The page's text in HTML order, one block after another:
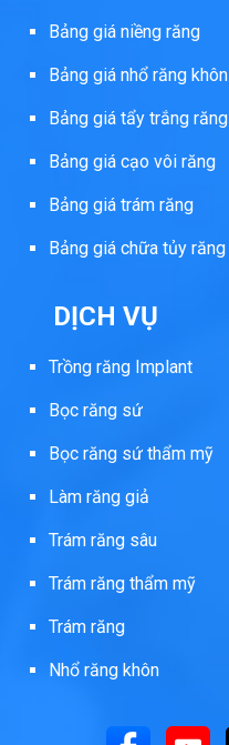
Bảng giá niềng răng
Bảng giá nhổ răng khôn
Bảng giá tẩy trắng răng
Bảng giá cạo vôi răng
Bảng giá trám răng
Bảng giá chữa tủy răng
DỊCH VỤ
Trồng răng Implant
Bọc răng sứ
Bọc răng sứ thẩm mỹ
Làm răng giả
Trám răng sâu
Trám răng thẩm mỹ
Trám răng
Nhổ răng khôn